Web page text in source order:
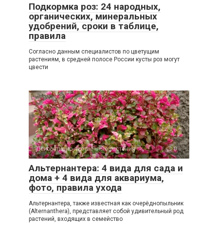
Подкормка роз: 24 народных,
органических, минеральных
удобрений, сроки в таблице,
правила
Согласно данным специалистов по цветущим
растениям, в средней полосе России кусты роз могут
цвести
Декоративно-лиственные растения 0
Альтернантера: 4 вида для сада и
дома + 4 вида для аквариума,
фото, правила ухода
Альтернантера, также известная как очерёднопыльник
(Alternanthera), представляет собой удивительный род
растений, входящих в семейство